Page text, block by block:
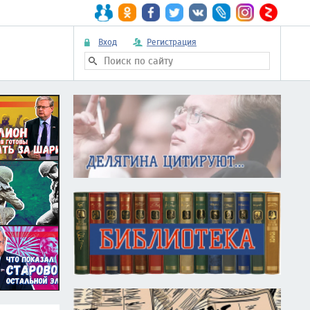
Вход Регистрация